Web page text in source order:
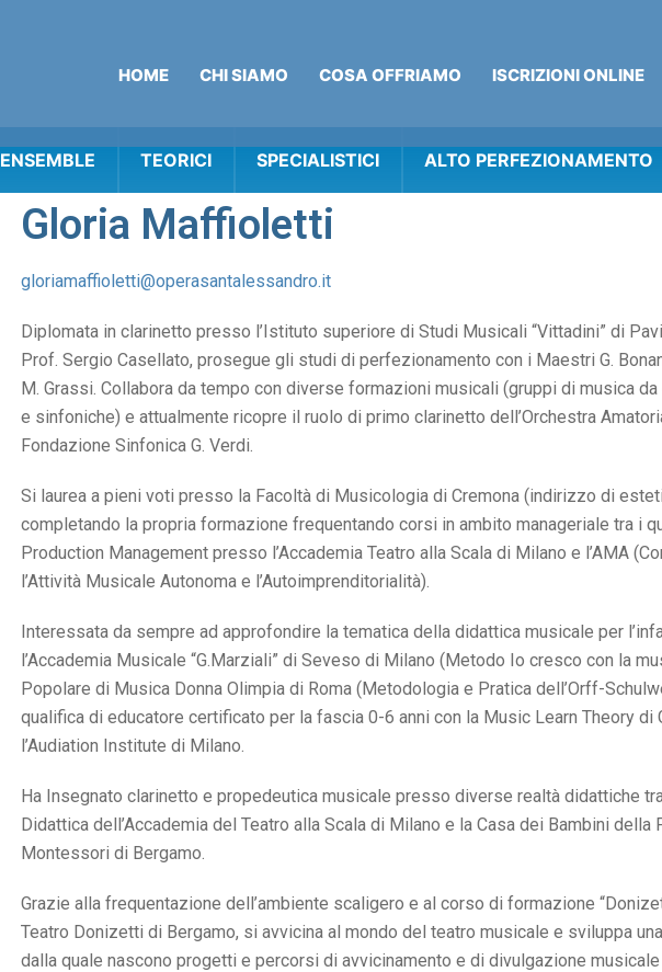
Home Chi siamo Cosa offriamo Iscrizioni online
ENSEMBLE TEORICI SPECIALISTICI ALTO PERFEZIONAMENTO
Gloria Maffioletti
gloriamaffioletti@operasantalessandro.it
Diplomata in clarinetto presso l’Istituto superiore di Studi Musicali “Vittadini” di
Prof. Sergio Casellato, prosegue gli studi di perfezionamento con i Maestri G.
M. Grassi. Collabora da tempo con diverse formazioni musicali (gruppi di musica
e sinfoniche) e attualmente ricopre il ruolo di primo clarinetto dell’Orchestra
Fondazione Sinfonica G. Verdi.
Si laurea a pieni voti presso la Facoltà di Musicologia di Cremona (indirizzo di
completando la propria formazione frequentando corsi in ambito manageriale tra i
Production Management presso l’Accademia Teatro alla Scala di Milano e l’AMA
l’Attività Musicale Autonoma e l’Autoimprenditorialità).
Interessata da sempre ad approfondire la tematica della didattica musicale per
l’Accademia Musicale “G.Marziali” di Seveso di Milano (Metodo Io cresco con la
Popolare di Musica Donna Olimpia di Roma (Metodologia e Pratica dell’Orff-
qualifica di educatore certificato per la fascia 0-6 anni con la Music Learn Theory di
l’Audiation Institute di Milano.
Ha Insegnato clarinetto e propedeutica musicale presso diverse realtà didattiche tra
Didattica dell’Accademia del Teatro alla Scala di Milano e la Casa dei Bambini della
Montessori di Bergamo.
Grazie alla frequentazione dell’ambiente scaligero e al corso di formazione
Teatro Donizetti di Bergamo, si avvicina al mondo del teatro musicale e sviluppa
dalla quale nascono progetti e percorsi di avvicinamento e di divulgazione